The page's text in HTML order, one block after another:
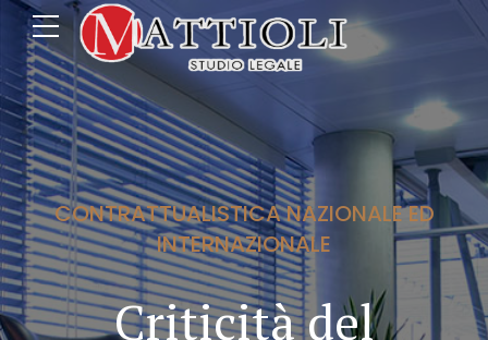
CONTRATTUALISTICA NAZIONALE ED
INTERNAZIONALE
Criticità del